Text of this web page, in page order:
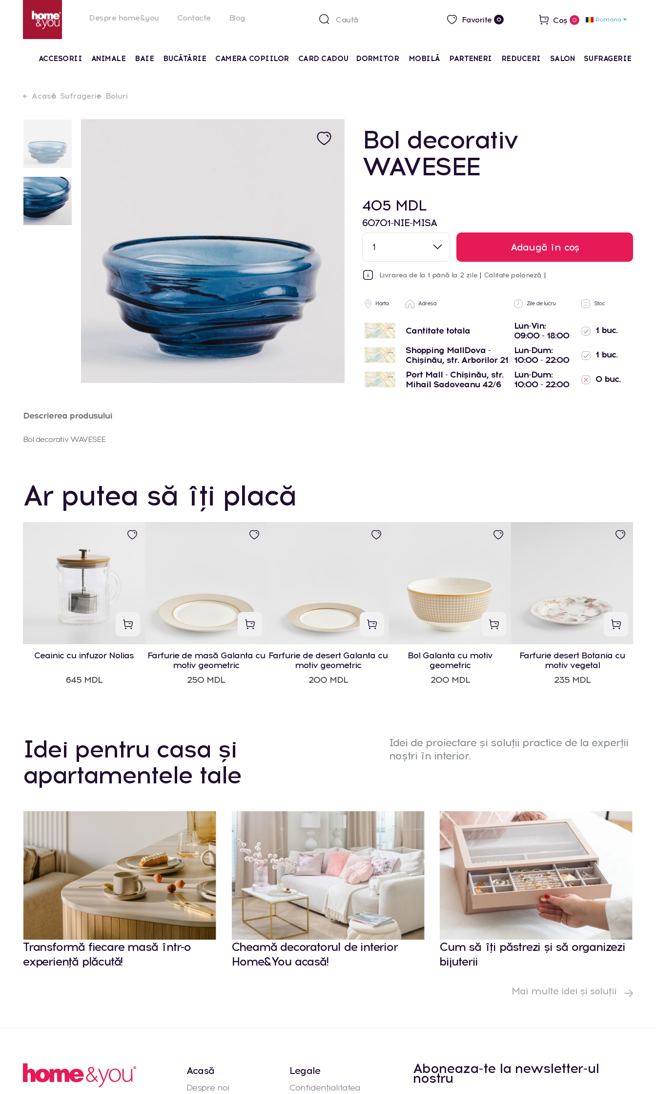
Despre home&you Contacte Blog Favorite 0 Coș 0 Romana
ACCESORII ANIMALE BAIE BUCĂTĂRIE CAMERA COPIILOR CARD CADOU DORMITOR MOBILĂ PARTENERI REDUCERI SALON SUFRAGERIE
Acasă Sufragerie Boluri
Descrierea produsului
Bol decorativ WAVESEE
Bol decorativ
WAVESEE
405 MDL
60701-NIE-MISA
1 Adaugă în coș
Livrarea de la 1 până la 2 zile Calitate poloneză
Harta Adresa Zile de lucru Stoc
Cantitate totala
Lun-Vin:
09:00 - 18:00
1 buc.
Shopping MallDova -
Chișinău, str. Arborilor 21
Lun-Dum:
10:00 - 22:00
1 buc.
Port Mall - Chișinău, str.
Mihail Sadoveanu 42/6
Lun-Dum:
10:00 - 22:00
0 buc.
Ar putea să îți placă
Ceainic cu infuzor Nolias
645 MDL
Farfurie de masă Galanta cu
motiv geometric
250 MDL
Farfurie de desert Galanta cu
motiv geometric
200 MDL
Bol Galanta cu motiv
geometric
200 MDL
Farfurie desert Botania cu
motiv vegetal
235 MDL
Idei pentru casa și
apartamentele tale
Idei de proiectare și soluții practice de la experții
noștri în interior.
Transformă fiecare masă într-o
experiență plăcută!
Cheamă decoratorul de interior
Home&You acasă!
Cum să îți păstrezi și să organizezi
bijuterii
Mai multe idei și soluții
Acasă
Despre noi
Legale
Confidențialitatea
Aboneaza-te la newsletter-ul
nostru